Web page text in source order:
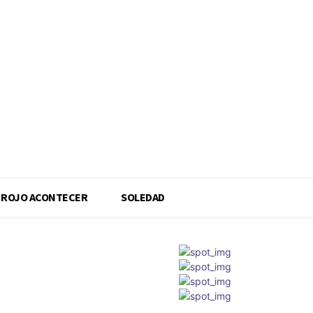
ROJO ACONTECER SOLEDAD